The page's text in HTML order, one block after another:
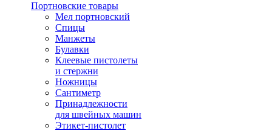
Портновские товары
Мел портновский
Спицы
Манжеты
Булавки
Клеевые пистолеты
и стержни
Ножницы
Сантиметр
Принадлежности
для швейных машин
Этикет-пистолет